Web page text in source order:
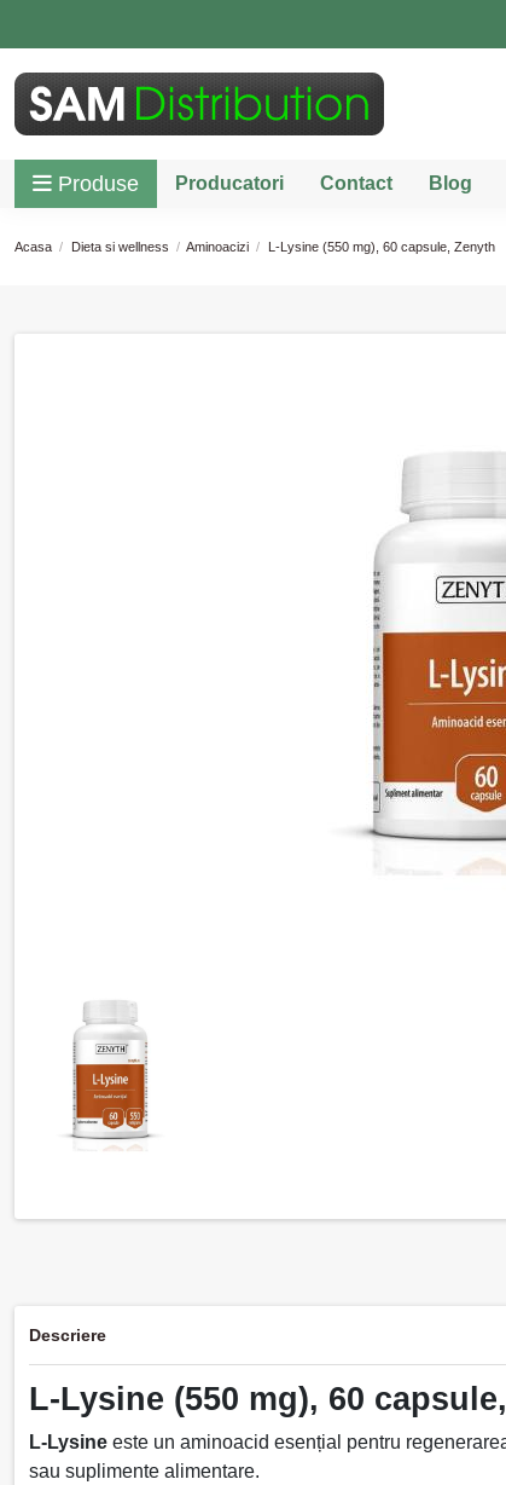
Produse Producatori Contact Blog
Acasa Dieta si wellness Aminoacizi L-Lysine (550 mg), 60 capsule, Zenyth
Descriere
L-Lysine (550 mg), 60
L-Lysine este un aminoacid esențial pentru
sau suplimente alimentare.